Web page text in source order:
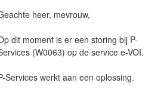
heer, mevrouw,
dit moment is er een storing bij P-
(W0063) op de service e-VOI.
Services werkt aan een oplossing.